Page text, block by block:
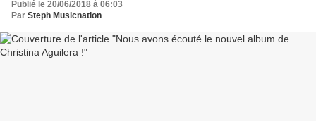
Publié le 20/06/2018 à 06:03
Par Steph Musicnation